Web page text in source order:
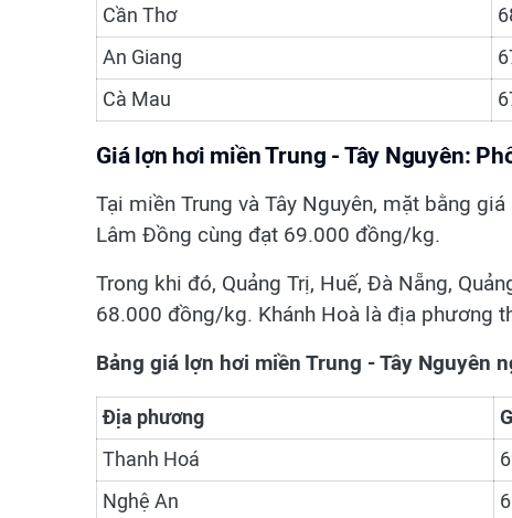
Cần Thơ
An Giang
Cà Mau
Giá lợn hơi miền Trung - Tây Nguyên:
Tại miền Trung và Tây Nguyên, mặt bằng
Lâm Đồng cùng đạt 69.000 đồng/kg.
Trong khi đó, Quảng Trị, Huế, Đà Nẵng,
68.000 đồng/kg. Khánh Hoà là địa phương
Bảng giá lợn hơi miền Trung - Tây Nguyên
Địa phương
Thanh Hoá
Nghệ An